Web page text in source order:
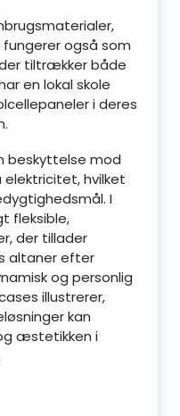
fungerer også som
tiltrækker både
en lokal skole
i deres
beskyttelse mod
elektricitet, hvilket
I
fleksible,
der tillader
altaner efter
og personlig
illustrerer,
kan
æstetikken i